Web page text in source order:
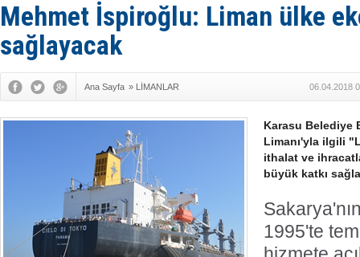
Mehmet İspiroğlu: Liman ülke
sağlayacak
Ana Sayfa » LİMANLAR 06.04.2018
Karasu Belediye
Limanı'yla ilgili
ithalat ve
büyük katkı
1995'te